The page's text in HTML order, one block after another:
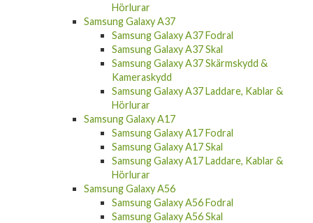
Hörlurar
Samsung Galaxy A37
Samsung Galaxy A37 Fodral
Samsung Galaxy A37 Skal
Samsung Galaxy A37 Skärmskydd &
Kameraskydd
Samsung Galaxy A37 Laddare, Kablar &
Hörlurar
Samsung Galaxy A17
Samsung Galaxy A17 Fodral
Samsung Galaxy A17 Skal
Samsung Galaxy A17 Laddare, Kablar &
Hörlurar
Samsung Galaxy A56
Samsung Galaxy A56 Fodral
Samsung Galaxy A56 Skal